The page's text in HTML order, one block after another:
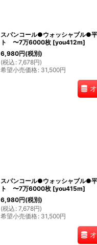
スパンコール●ウォッシャブル
ト 〜7万6000枚 [you412m]
6,980円(税別)
(税込 : 7,678円)
希望小売価格: 31,500円
スパンコール●ウォッシャブル
ト 〜7万6000枚 [you415m]
6,980円(税別)
(税込 : 7,678円)
希望小売価格: 31,500円